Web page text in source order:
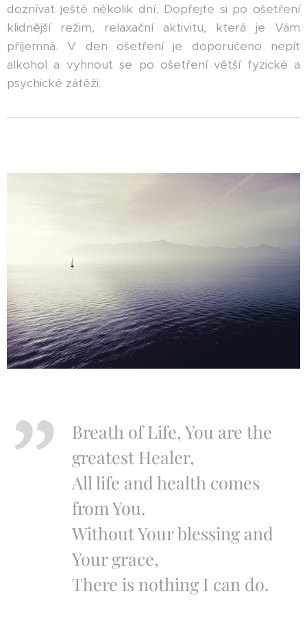
doznívat ještě několik dní. Dopřejte si po ošetření
klidnější režim, relaxační aktivitu, která je Vám
příjemná. V den ošetření je doporučeno nepít
alkohol a vyhnout se po ošetření větší fyzické a
psychické zátěži.
Breath of Life, You are the
greatest Healer,
All life and health comes
from You.
Without Your blessing and
Your grace,
There is nothing I can do.